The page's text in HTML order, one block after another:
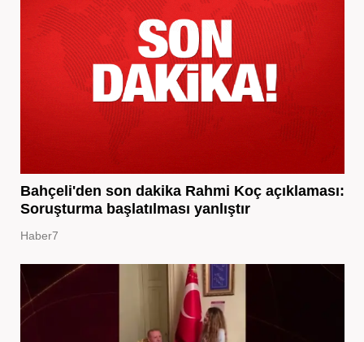
Bahçeli'den son dakika Rahmi Koç açıklaması:
Soruşturma başlatılması yanlıştır
Haber7